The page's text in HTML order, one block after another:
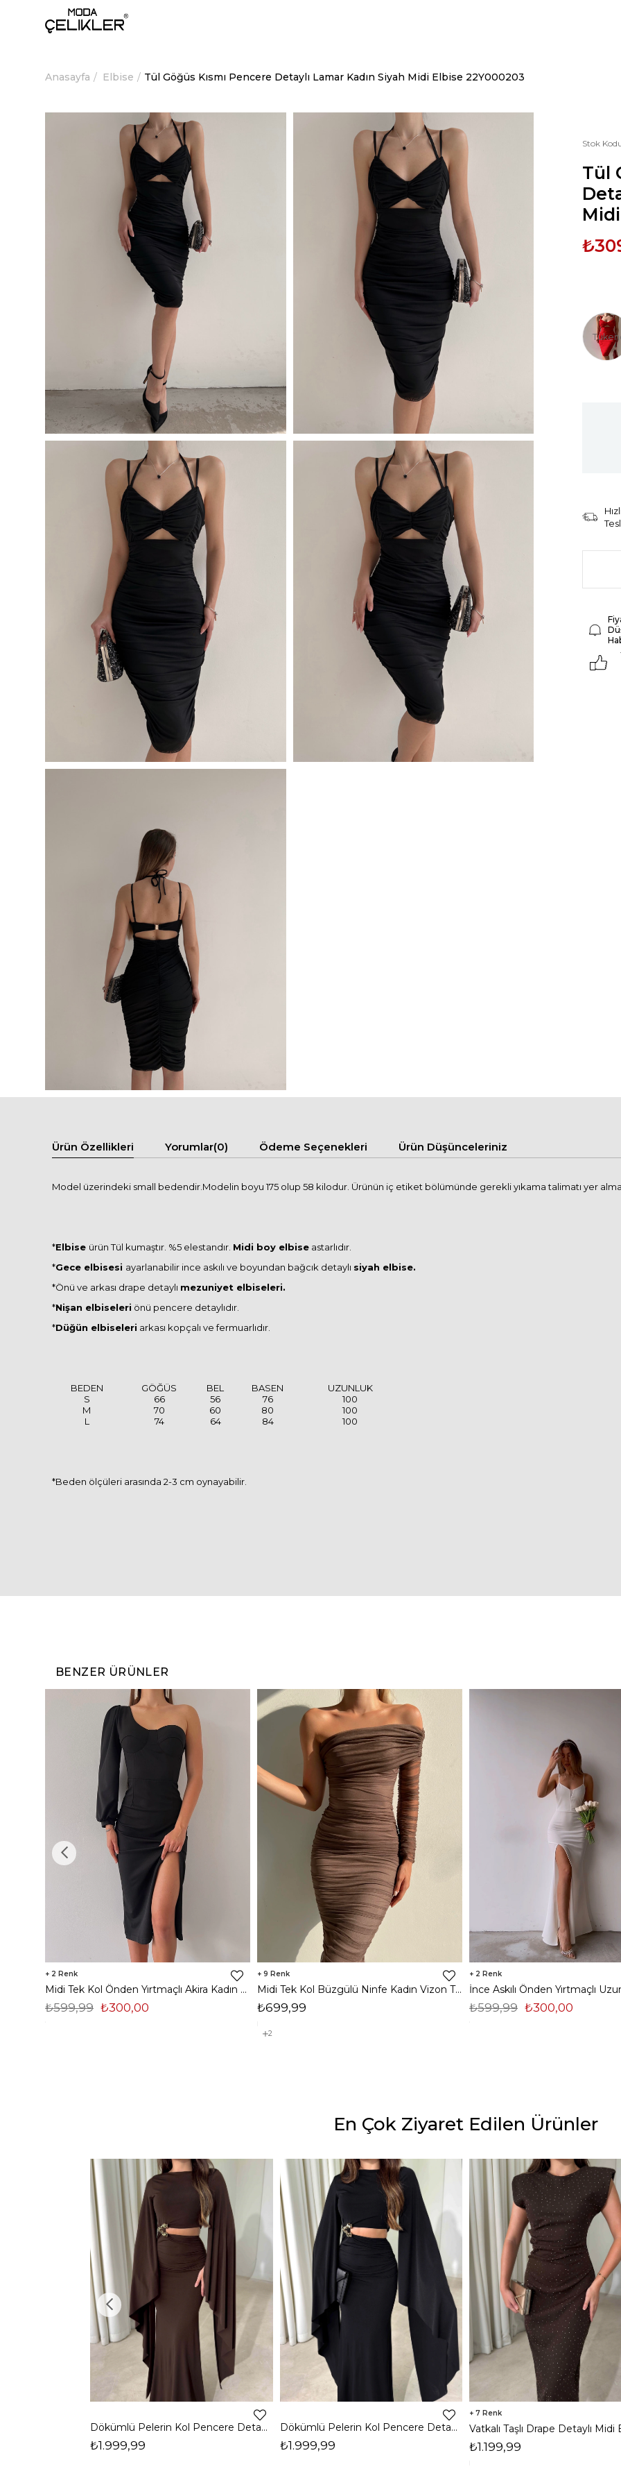
Anasayfa Elbise Tül Göğüs Kısmı Pencere Detaylı Lamar Kadın Siyah Midi Elbise 22Y000203
Stok
Tül
Hızlı
Ürün Özellikleri Yorumlar(0) Ödeme Seçenekleri Ürün Düşünceleriniz
Model üzerindeki small bedendir.Modelin boyu 175 olup 58 kilodur. Ürünün iç etiket bölümünde gerekli yıkama talimatı yer
*Elbise ürün Tül kumaştır. %5 elestandır. Midi boy elbise astarlıdır.
*Gece elbisesi ayarlanabilir ince askılı ve boyundan bağcık detaylı siyah elbise.
*Önü ve arkası drape detaylı mezuniyet elbiseleri.
*Nişan elbiseleri önü pencere detaylıdır.
*Düğün elbiseleri arkası kopçalı ve fermuarlıdır.
BEDEN GÖĞÜS BEL BASEN
UZUNLUK
S
66 56 76
100
M
70 60 80
100
L
74 64 84 100
*Beden ölçüleri arasında 2-3 cm oynayabilir.
BENZER ÜRÜNLER
2
Midi Tek Kol Önden Yırtmaçlı Akira Kadın Siyah Elbise 22K000228
₺300,00
₺599,99
9
Midi Tek Kol Büzgülü Ninfe Kadın Vizon Tül Elbise 22K000524
₺699,99
2
2
₺300,00
₺599,99
En Çok Ziyaret Edilen Ürünler
Dökümlü Pelerin Kol Pencere Detaylı Maxi Kahverengi Arlev Kadın Elbise 26Y511
₺1.999,99
Dökümlü Pelerin Kol Pencere Detaylı Maxi Siyah Arlev Kadın Elbise 26Y511
₺1.999,99
7
₺1.199,99